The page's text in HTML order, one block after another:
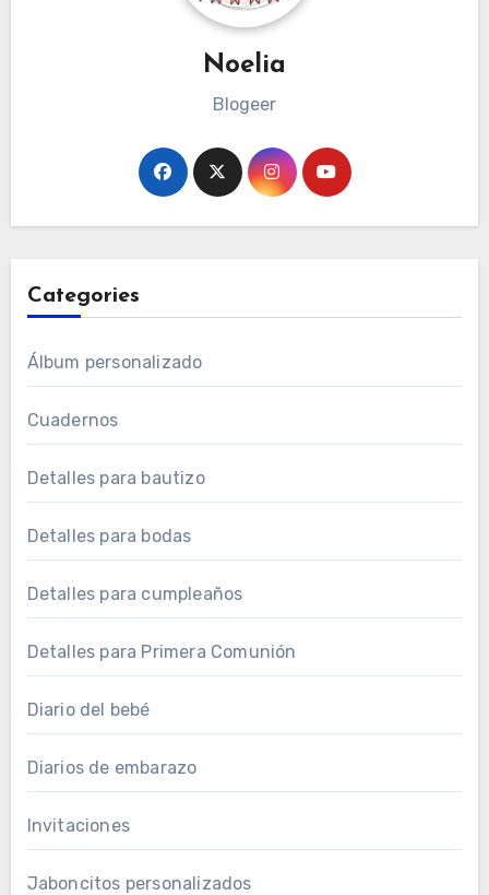
Noelia
Blogeer
Categories
Álbum personalizado
Cuadernos
Detalles para bautizo
Detalles para bodas
Detalles para cumpleaños
Detalles para Primera Comunión
Diario del bebé
Diarios de embarazo
Invitaciones
Jaboncitos personalizados